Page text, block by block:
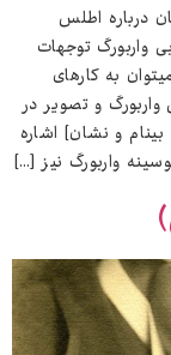
درباره اطلس
آبی واربورگ توجهات
به کارهای
و تصویر در
و نشان] اشاره
واربورگ نیز […]